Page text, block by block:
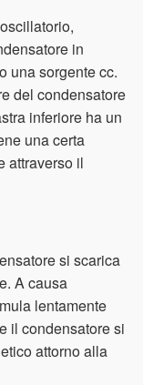
in
una sorgente cc.
del condensatore
inferiore ha un
una certa
attraverso il
si scarica
A causa
lentamente
il condensatore si
attorno alla